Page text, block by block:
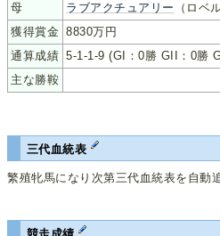
母
ラブアクチュアリー
（ロベ
獲得賞金 8830万円
通算成績 5-1-1-9 (GI：0勝 GII：0勝
主な勝鞍
三代血統表
繁殖牝馬になり次第三代血統表を自動